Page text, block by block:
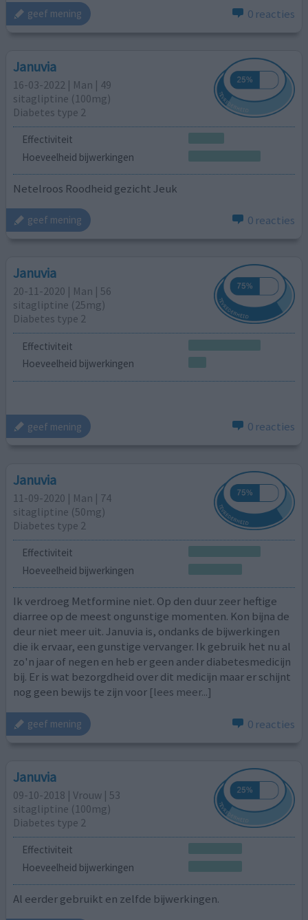
geef mening 0 reacties
Januvia
16-03-2022 | Man | 49
sitagliptine (100mg)
Diabetes type 2
Effectiviteit
Hoeveelheid bijwerkingen
Netelroos Roodheid gezicht Jeuk
geef mening 0 reacties
Januvia
20-11-2020 | Man | 56
sitagliptine (25mg)
Diabetes type 2
Effectiviteit
Hoeveelheid bijwerkingen
geef mening 0 reacties
Januvia
11-09-2020 | Man | 74
sitagliptine (50mg)
Diabetes type 2
Effectiviteit
Hoeveelheid bijwerkingen
Ik verdroeg Metformine niet. Op den duur zeer heftige
diarree op de meest ongunstige momenten. Kon bijna de
deur niet meer uit. Januvia is, ondanks de bijwerkingen
die ik ervaar, een gunstige vervanger. Ik gebruik het nu al
zo'n jaar of negen en heb er geen ander diabetesmedicijn
bij. Er is wat bezorgdheid over dit medicijn maar er schijnt
nog geen bewijs te zijn voor [lees meer...]
geef mening 0 reacties
Januvia
09-10-2018 | Vrouw | 53
sitagliptine (100mg)
Diabetes type 2
Effectiviteit
Hoeveelheid bijwerkingen
Al eerder gebruikt en zelfde bijwerkingen.